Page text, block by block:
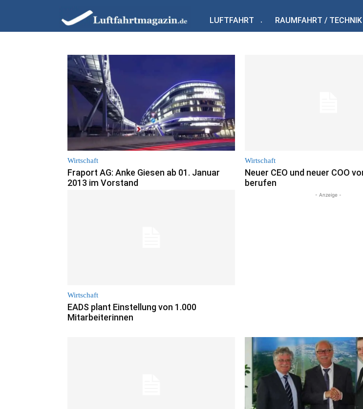
LUFTFAHRT RAUMFAHRT / TECHNIK
Wirtschaft
Fraport AG: Anke Giesen ab 01. Januar
2013 im Vorstand
Wirtschaft
Neuer CEO und neuer COO
berufen
Wirtschaft
EADS plant Einstellung von 1.000
Mitarbeiterinnen
- Anzeige -